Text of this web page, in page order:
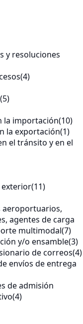
y resoluciones
(4)
(5)
la importación(10)
la exportación(1)
el tránsito y en el
exterior(11)
aeroportuarios,
agentes de carga
multimodal(7)
y/o ensamble(3)
de correos(4)
envíos de entrega
de admisión
(4)